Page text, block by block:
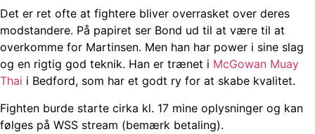
Det er ret ofte at fightere bliver overrasket over deres
modstandere. På papiret ser Bond ud til at være til at
overkomme for Martinsen. Men han har power i sine slag
og en rigtig god teknik. Han er trænet i McGowan Muay
Thai i Bedford, som har et godt ry for at skabe kvalitet.
Fighten burde starte cirka kl. 17 mine oplysninger og kan
følges på WSS stream (bemærk betaling).